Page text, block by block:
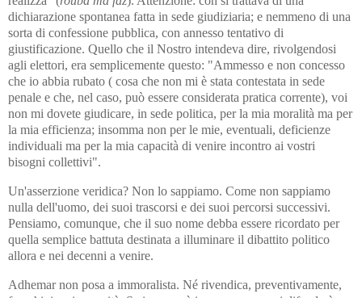
dichiarazione spontanea fatta in sede giudiziaria; e nemmeno di una
sorta di confessione pubblica, con annesso tentativo di
giustificazione. Quello che il Nostro intendeva dire, rivolgendosi
agli elettori, era semplicemente questo: "Ammesso e non concesso
che io abbia rubato ( cosa che non mi è stata contestata in sede
penale e che, nel caso, può essere considerata pratica corrente), voi
non mi dovete giudicare, in sede politica, per la mia moralità ma per
la mia efficienza; insomma non per le mie, eventuali, deficienze
individuali ma per la mia capacità di venire incontro ai vostri
bisogni collettivi".
Un'asserzione veridica? Non lo sappiamo. Come non sappiamo
nulla dell'uomo, dei suoi trascorsi e dei suoi percorsi successivi.
Pensiamo, comunque, che il suo nome debba essere ricordato per
quella semplice battuta destinata a illuminare il dibattito politico
allora e nei decenni a venire.
Adhemar non posa a immoralista. Né rivendica, preventivamente,